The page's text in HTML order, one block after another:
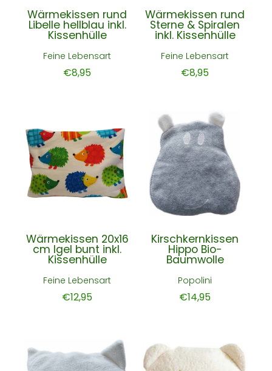
Wärmekissen rund
Libelle hellblau inkl.
Kissenhülle
Feine Lebensart
€8,95
Wärmekissen rund
Sterne & Spiralen
inkl. Kissenhülle
Feine Lebensart
€8,95
Wärmekissen 20x16
cm Igel bunt inkl.
Kissenhülle
Feine Lebensart
€12,95
Kirschkernkissen
Hippo Bio-
Baumwolle
Popolini
€14,95